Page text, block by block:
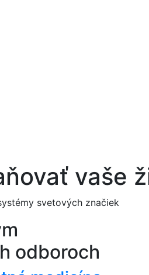
vaše
svetových značiek
odboroch